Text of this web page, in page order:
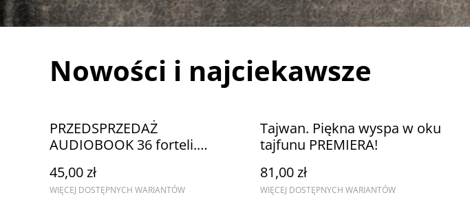
Nowości i najciekawsze
PRZEDSPRZEDAŻ
AUDIOBOOK 36 forteli.
układania planów i
skutecznego działania
45,00 zł
WIĘCEJ DOSTĘPNYCH WARIANTÓW
Tajwan. Piękna wyspa w oku
tajfunu PREMIERA!
81,00 zł
WIĘCEJ DOSTĘPNYCH WARIANTÓW